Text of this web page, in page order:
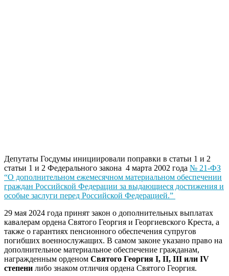
Депутаты Госдумы инициировали поправки в статьи 1 и 2
статьи 1 и 2 Федерального закона 4 марта 2002 года № 21-ФЗ
“О дополнительном ежемесячном материальном обеспечении
граждан Российской Федерации за выдающиеся достижения и
особые заслуги перед Российской Федерацией.”
29 мая 2024 года принят закон о дополнительных выплатах
кавалерам ордена Святого Георгия и Георгиевского Креста, а
также о гарантиях пенсионного обеспечения супругов
погибших военнослужащих. В самом законе указано право на
дополнительное материальное обеспечение гражданам,
награжденным орденом Святого Георгия I, II, III или IV
степени либо знаком отличия ордена Святого Георгия.